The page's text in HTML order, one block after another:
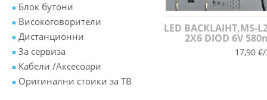
Блок бутони
Високоговорители
Дистанционни
За сервиза
Кабели /Аксесоари
Оригинални стоики за ТВ
LED BACKLAIHT,MS-
2X6 DIOD 6V
17,90